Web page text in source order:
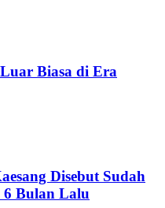
Biasa di Era
Disebut Sudah
Bulan Lalu